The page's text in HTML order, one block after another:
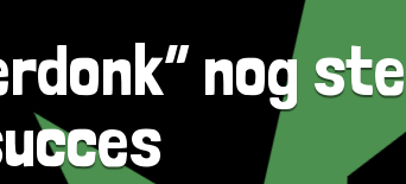
nog